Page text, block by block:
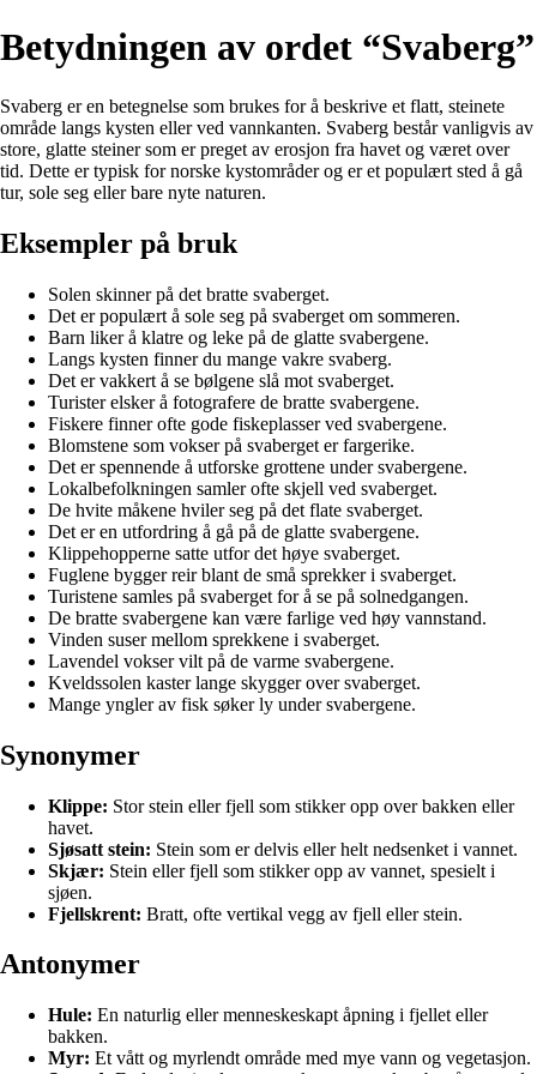
Betydningen av ordet “Svaberg”
Svaberg er en betegnelse som brukes for å beskrive et flatt, steinete
område langs kysten eller ved vannkanten. Svaberg består vanligvis av
store, glatte steiner som er preget av erosjon fra havet og været over
tid. Dette er typisk for norske kystområder og er et populært sted å gå
tur, sole seg eller bare nyte naturen.
Eksempler på bruk
Solen skinner på det bratte svaberget.
Det er populært å sole seg på svaberget om sommeren.
Barn liker å klatre og leke på de glatte svabergene.
Langs kysten finner du mange vakre svaberg.
Det er vakkert å se bølgene slå mot svaberget.
Turister elsker å fotografere de bratte svabergene.
Fiskere finner ofte gode fiskeplasser ved svabergene.
Blomstene som vokser på svaberget er fargerike.
Det er spennende å utforske grottene under svabergene.
Lokalbefolkningen samler ofte skjell ved svaberget.
De hvite måkene hviler seg på det flate svaberget.
Det er en utfordring å gå på de glatte svabergene.
Klippehopperne satte utfor det høye svaberget.
Fuglene bygger reir blant de små sprekker i svaberget.
Turistene samles på svaberget for å se på solnedgangen.
De bratte svabergene kan være farlige ved høy vannstand.
Vinden suser mellom sprekkene i svaberget.
Lavendel vokser vilt på de varme svabergene.
Kveldssolen kaster lange skygger over svaberget.
Mange yngler av fisk søker ly under svabergene.
Synonymer
Klippe: Stor stein eller fjell som stikker opp over bakken eller
havet.
Sjøsatt stein: Stein som er delvis eller helt nedsenket i vannet.
Skjær: Stein eller fjell som stikker opp av vannet, spesielt i
sjøen.
Fjellskrent: Bratt, ofte vertikal vegg av fjell eller stein.
Antonymer
Hule: En naturlig eller menneskeskapt åpning i fjellet eller
bakken.
Myr: Et vått og myrlendt område med mye vann og vegetasjon.